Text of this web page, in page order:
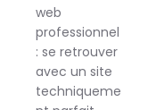
web
professionnel
: se retrouver
avec un site
techniqueme